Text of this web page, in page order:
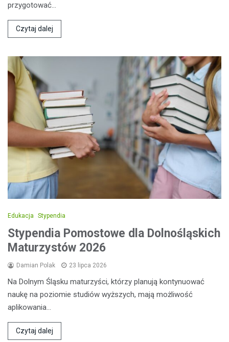
przygotować…
Czytaj dalej
Edukacja Stypendia
Stypendia Pomostowe dla Dolnośląskich
Maturzystów 2026
Damian Polak 23 lipca 2026
Na Dolnym Śląsku maturzyści, którzy planują kontynuować
naukę na poziomie studiów wyższych, mają możliwość
aplikowania…
Czytaj dalej